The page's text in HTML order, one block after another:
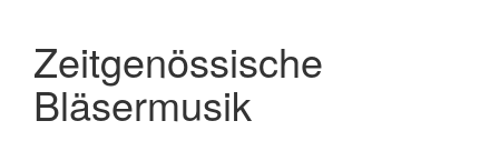
Zeitgenössische
Bläsermusik